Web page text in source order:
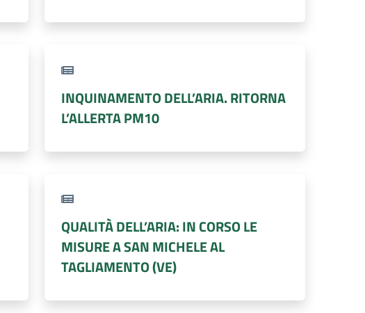
INQUINAMENTO DELL’ARIA. RITORNA
L’ALLERTA PM10
QUALITÀ DELL’ARIA: IN CORSO LE
MISURE A SAN MICHELE AL
TAGLIAMENTO (VE)